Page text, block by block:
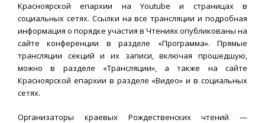
Красноярской епархии на Youtube и страницах в
социальных сетях. Ссылки на все трансляции и подробная
информация о порядке участия в Чтениях опубликованы на
сайте конференции в разделе «Программа». Прямые
трансляции секций и их записи, включая прошедшую,
можно в разделе «Трансляции», а также на сайте
Красноярской епархии в разделе «Видео» и в социальных
сетях.
Организаторы краевых Рождественских чтений —